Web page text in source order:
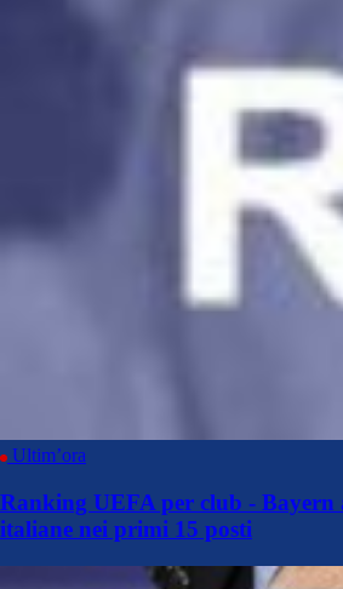
Ultim’ora
Ranking UEFA per club - Bayern
italiane nei primi 15 posti